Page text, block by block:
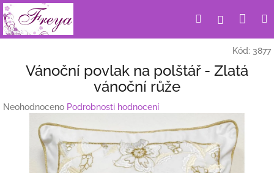
Přejít
na
obsah
HledatPřihlášení
Kód: 3877
Vánoční povlak na polštář - Zlatá
vánoční růže
Průměrné
produktu
Neohodnoceno Podrobnosti hodnocení